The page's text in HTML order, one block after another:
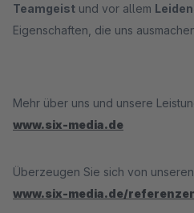
Teamgeist und vor allem
Eigenschaften, die uns
Mehr über uns und unsere
www.six-media.de
Überzeugen Sie sich von
www.six-media.de/